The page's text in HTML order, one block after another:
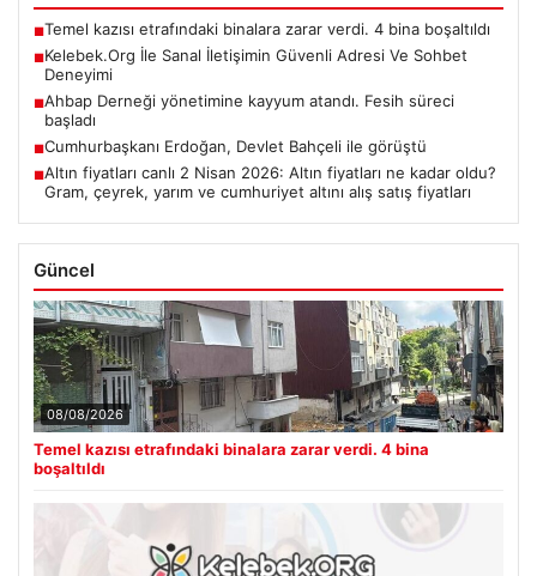
■Temel kazısı etrafındaki binalara zarar verdi. 4 bina boşaltıldı
■Kelebek.Org İle Sanal İletişimin Güvenli Adresi Ve Sohbet
Deneyimi
■Ahbap Derneği yönetimine kayyum atandı. Fesih süreci
başladı
■Cumhurbaşkanı Erdoğan, Devlet Bahçeli ile görüştü
■Altın fiyatları canlı 2 Nisan 2026: Altın fiyatları ne kadar oldu?
Gram, çeyrek, yarım ve cumhuriyet altını alış satış fiyatları
Güncel
08/08/2026
Temel kazısı etrafındaki binalara zarar verdi. 4 bina
boşaltıldı